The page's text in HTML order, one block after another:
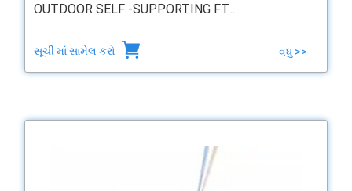
OUTDOOR SELF -SUPPORTING FT...
સૂચી માં સામેલ કરો વધુ >>